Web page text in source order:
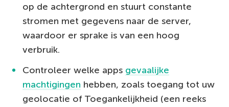
op de achtergrond en stuurt constante
stromen met gegevens naar de server,
waardoor er sprake is van een hoog
verbruik.
Controleer welke apps gevaalijke
machtigingen hebben, zoals toegang tot uw
geolocatie of Toegankelijkheid (een reeks